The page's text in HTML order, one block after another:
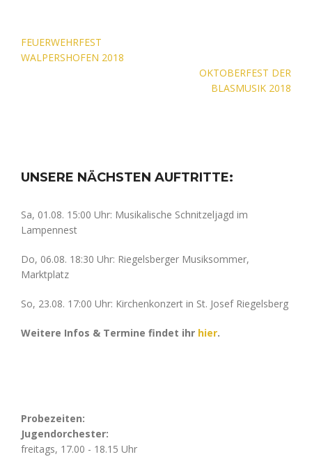
Beitragsnavigation
FEUERWEHRFEST
WALPERSHOFEN 2018
OKTOBERFEST DER
BLASMUSIK 2018
UNSERE NÄCHSTEN AUFTRITTE:
Sa, 01.08. 15:00 Uhr: Musikalische Schnitzeljagd im
Lampennest
Do, 06.08. 18:30 Uhr: Riegelsberger Musiksommer,
Marktplatz
So, 23.08. 17:00 Uhr: Kirchenkonzert in St. Josef Riegelsberg
Weitere Infos & Termine findet ihr hier.
Probezeiten:
Jugendorchester:
freitags, 17.00 - 18.15 Uhr